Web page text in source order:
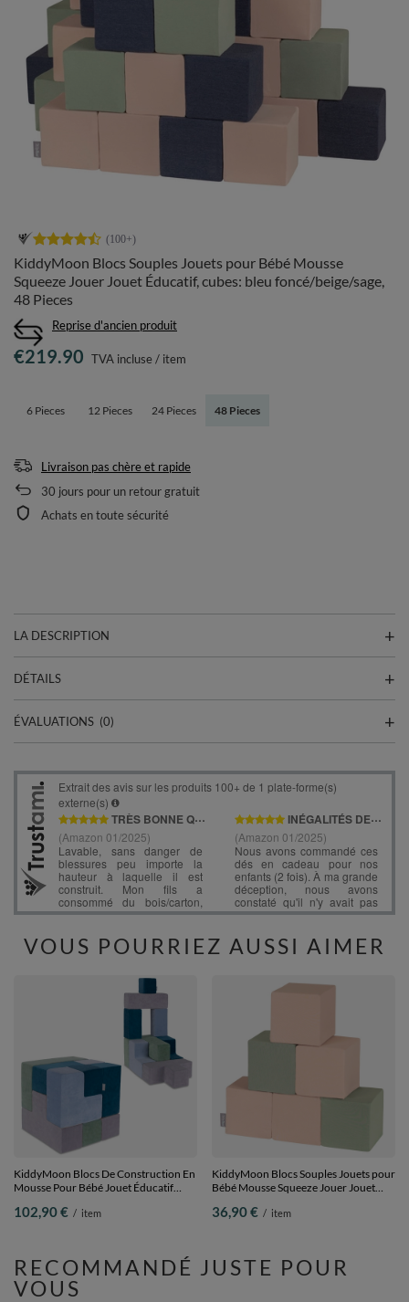
KiddyMoon Blocs Souples Jouets pour Bébé Mousse
Squeeze Jouer Jouet Éducatif, cubes: bleu foncé/beige/sage,
48 Pieces
Reprise d'ancien produit
6 Pieces 12 Pieces 24 Pieces 48 Pieces
€219.90 TVA incluse/ item
Livraison pas chère et rapide
30 jours pour un retour gratuit
Achats en toute sécurité
LA DESCRIPTION
DÉTAILS
ÉVALUATIONS (0)
VOUS POURRIEZ AUSSI AIMER
KiddyMoon Blocs De Construction En
Mousse Pour Bébé Jouet Éducatif
forêt/bleu glacier/gris de montagnes, 9
102,90 € / item
KiddyMoon Blocs Souples Jouets pour
Bébé Mousse Squeeze Jouer Jouet
36,90 € / item
RECOMMANDÉ JUSTE POUR
VOUS